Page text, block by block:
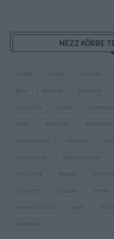
NÉZZ KÖRBE
AUSZTRIA
BUDAPEST
FEJLESZTÉS
KARANTÉN
MAGYARORSZÁG
OLASZORSZÁG
REPÜLŐTÉR
SZPONZOR SZÁLLODA TERMÁL
VAKCINAÚTLEVÉL
ÚJRANYITÁS